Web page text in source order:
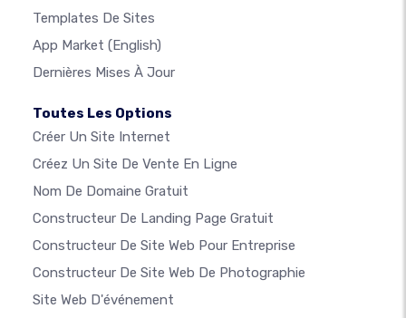
Templates De Sites
App Market (English)
Dernières Mises À Jour
Toutes Les Options
Créer Un Site Internet
Créez Un Site De Vente En Ligne
Nom De Domaine Gratuit
Constructeur De Landing Page Gratuit
Constructeur De Site Web Pour Entreprise
Constructeur De Site Web De Photographie
Site Web D'événement